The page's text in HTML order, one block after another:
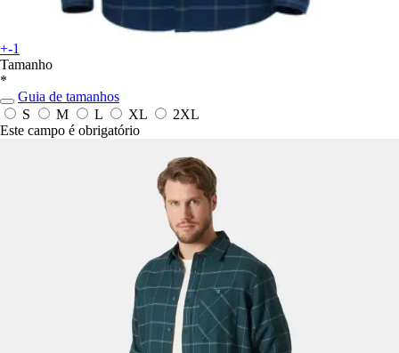
+-1
Tamanho
*
Guia de tamanhos
S
M L XL
2XL
Este campo é obrigatório